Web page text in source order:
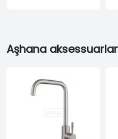
Aşhana